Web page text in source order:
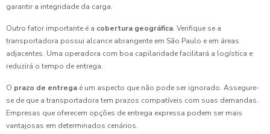
garantir a integridade da carga.
Outro fator importante é a cobertura geográfica. Verifique se a
transportadora possui alcance abrangente em São Paulo e em áreas
adjacentes. Uma operadora com boa capilaridade facilitará a logística e
reduzirá o tempo de entrega.
O prazo de entrega é um aspecto que não pode ser ignorado. Assegure-
se de que a transportadora tem prazos compatíveis com suas demandas.
Empresas que oferecem opções de entrega expressa podem ser mais
vantajosas em determinados cenários.